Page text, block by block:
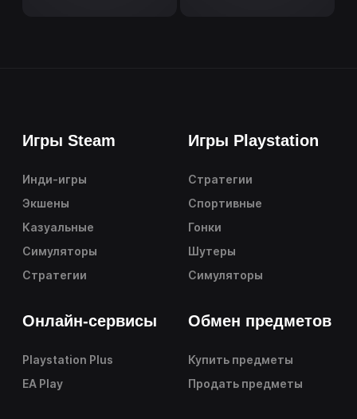
Игры Steam
Инди-игры
Экшены
Казуальные
Симуляторы
Стратегии
Игры Playstation
Стратегии
Спортивные
Гонки
Шутеры
Симуляторы
Онлайн-сервисы
Playstation Plus
EA Play
Обмен предметов
Купить предметы
Продать предметы